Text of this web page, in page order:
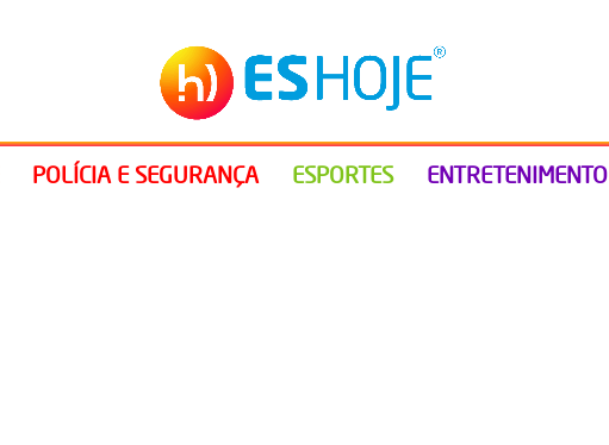
POLÍCIA E SEGURANÇA ESPORTES ENTRETENIMENTO